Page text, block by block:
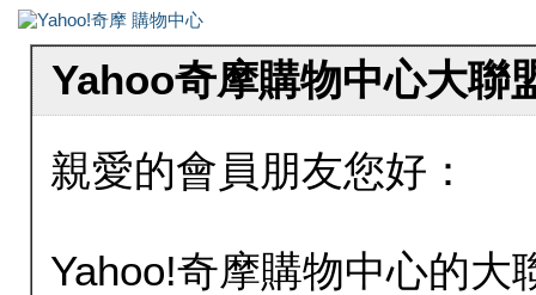
Yahoo奇摩購物中心大聯
親愛的會員朋友您好：
Yahoo!奇摩購物中心的大